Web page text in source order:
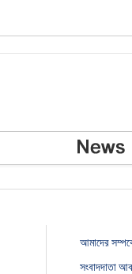
আমাদের
সংবাদদাতা